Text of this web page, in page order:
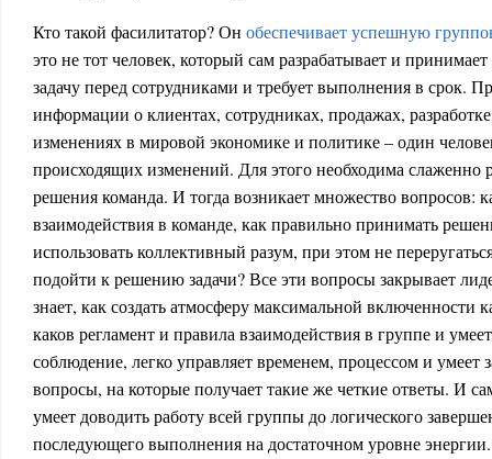
Кто такой фасилитатор? Он обеспечивает успешную
это не тот человек, который сам разрабатывает и
задачу перед сотрудниками и требует выполнения в срок.
информации о клиентах, сотрудниках, продажах,
изменениях в мировой экономике и политике – один
происходящих изменений. Для этого необходима
решения команда. И тогда возникает множество вопросов:
взаимодействия в команде, как правильно принимать
использовать коллективный разум, при этом не
подойти к решению задачи? Все эти вопросы закрывает
знает, как создать атмосферу максимальной включенности
каков регламент и правила взаимодействия в группе и
соблюдение, легко управляет временем, процессом и умеет
вопросы, на которые получает такие же четкие ответы. И
умеет доводить работу всей группы до логического
последующего выполнения на достаточном уровне энергии.